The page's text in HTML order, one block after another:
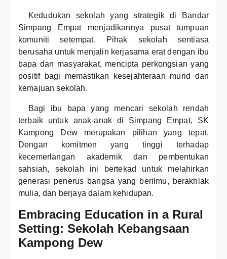
Kedudukan sekolah yang strategik di Bandar
Simpang Empat menjadikannya pusat tumpuan
komuniti setempat. Pihak sekolah sentiasa
berusaha untuk menjalin kerjasama erat dengan ibu
bapa dan masyarakat, mencipta perkongsian yang
positif bagi memastikan kesejahteraan murid dan
kemajuan sekolah.
Bagi ibu bapa yang mencari sekolah rendah
terbaik untuk anak-anak di Simpang Empat, SK
Kampong Dew merupakan pilihan yang tepat.
Dengan komitmen yang tinggi terhadap
kecemerlangan akademik dan pembentukan
sahsiah, sekolah ini bertekad untuk melahirkan
generasi penerus bangsa yang berilmu, berakhlak
mulia, dan berjaya dalam kehidupan.
Embracing Education in a Rural
Setting: Sekolah Kebangsaan
Kampong Dew